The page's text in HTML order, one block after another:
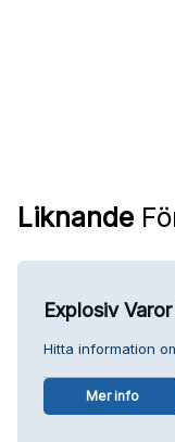
Liknande
Explosiv
Hitta information
Mer info